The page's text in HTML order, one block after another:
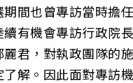
間也曾專訪當時擔
有機會專訪行政院
君，對執政團隊的
解。因此面對專訪